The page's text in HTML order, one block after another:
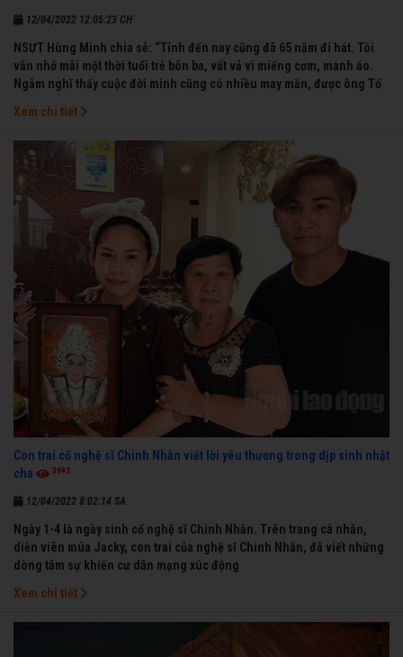
12/04/2022 12:05:23 CH
NSƯT Hùng Minh chia sẻ: “Tính đến nay cũng đã 65 năm đi hát. Tôi
vẫn nhớ mãi một thời tuổi trẻ bôn ba, vất vả vì miếng cơm, manh áo.
Ngẫm nghĩ thấy cuộc đời mình cũng có nhiều may mắn, được ông Tổ
trong dòng đời xuôi ngược nhận được những cơ may để từng bước
thành danh với nghiệp ca diễn”.
Xem chi tiết
Con trai cố nghệ sĩ Chinh Nhân viết lời yêu thương trong dịp sinh nhật
cha
3692
12/04/2022 8:02:14 SA
Ngày 1-4 là ngày sinh cố nghệ sĩ Chinh Nhân. Trên trang cá nhân,
diễn viên múa Jacky, con trai của nghệ sĩ Chinh Nhân, đã viết những
dòng tâm sự khiến cư dân mạng xúc động
Xem chi tiết